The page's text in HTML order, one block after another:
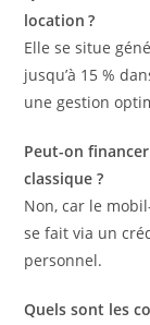
location ?
Elle se situe
jusqu’à 15 %
une gestion
Peut-on
classique ?
Non, car le
se fait via un
personnel.
Quels sont les